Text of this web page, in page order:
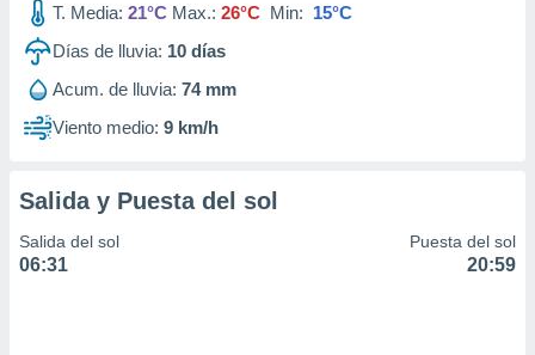
T. Media: 21°C Max.: 26°C Min: 15°C
Días de lluvia: 10 días
Acum. de lluvia: 74 mm
Viento medio: 9 km/h
Salida y Puesta del sol
Salida del sol
06:31
Puesta del sol
20:59